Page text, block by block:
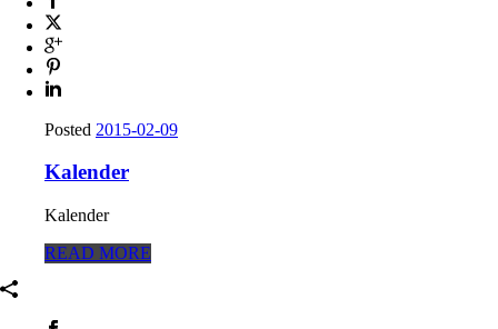
Posted 2015-02-09
Kalender
Kalender
READ MORE